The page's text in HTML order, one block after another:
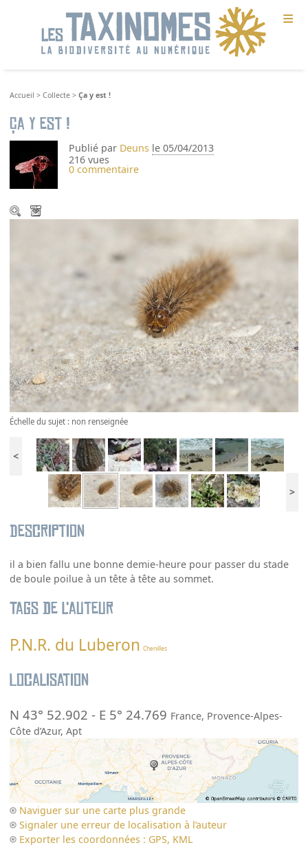
≡
Accueil >Collecte >Ça y est !
Ça y est !
Publié par Deuns le 05/04/2013
216 vues
0 commentaire
Échelle du sujet : non renseignée
<
>
Description
il a bien fallu une bonne demie-heure pour passer du stade
de boule poilue à un tête à tête au sommet.
Tags de l’auteur
P.N.R. du Luberon Chenilles
Localisation
N 43° 52.902 - E 5° 24.769 France, Provence-Alpes-
Côte d’Azur,Apt
Naviguer sur une carte plus grande
Signaler une erreur de localisation à l’auteur
Exporter les coordonnées : GPS, KML